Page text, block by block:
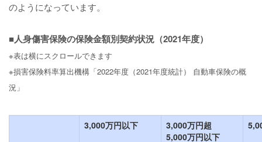
のようになっています。
■人身傷害保険の保険金額別契約状況（2021年度）
※表は横にスクロールできます
※損害保険料率算出機構「2022年度（2021年度統計） 自動車保険の概
況」
3,000万円以下
3,000万円超
5,000万円以下